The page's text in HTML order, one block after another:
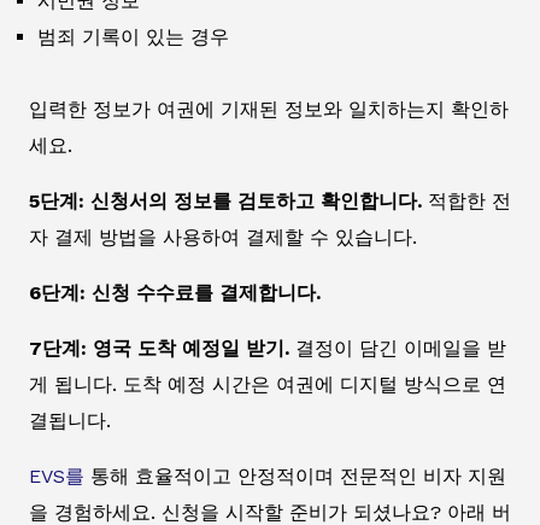
범죄 기록이 있는 경우
입력한 정보가 여권에 기재된 정보와 일치하는지 확인하
세요.
5단계: 신청서의 정보를 검토하고 확인합니다. 적합한 전
자 결제 방법을 사용하여 결제할 수 있습니다.
6단계: 신청 수수료를 결제합니다.
7단계: 영국 도착 예정일 받기. 결정이 담긴 이메일을 받
게 됩니다. 도착 예정 시간은 여권에 디지털 방식으로 연
결됩니다.
EVS를 통해 효율적이고 안정적이며 전문적인 비자 지원
을 경험하세요. 신청을 시작할 준비가 되셨나요? 아래 버